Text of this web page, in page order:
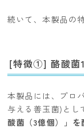
続いて、本製品の
[特徴①] 酪酸菌
本製品には、プロ
与える善玉菌)とし
酸菌（3億個）」を